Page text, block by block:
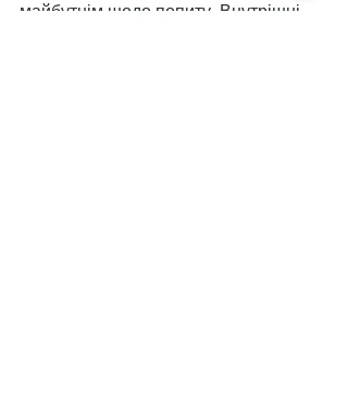
майбутнім щодо попиту. Внутрішні